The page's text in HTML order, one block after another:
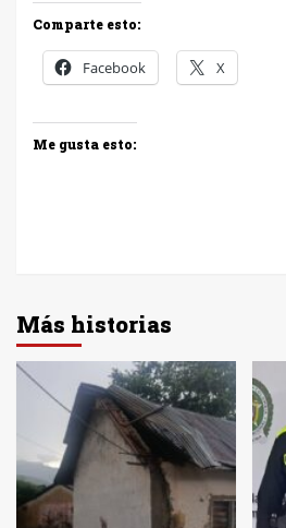
Comparte esto:
Facebook X
Me gusta esto:
Más historias